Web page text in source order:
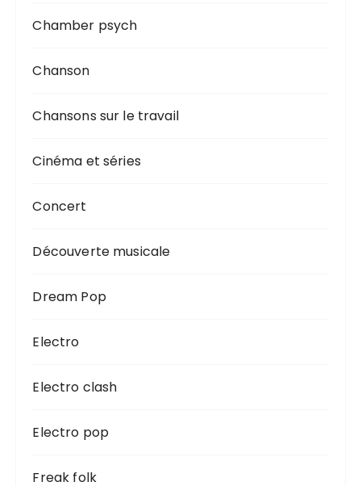
Chamber psych
Chanson
Chansons sur le travail
Cinéma et séries
Concert
Découverte musicale
Dream Pop
Electro
Electro clash
Electro pop
Freak folk